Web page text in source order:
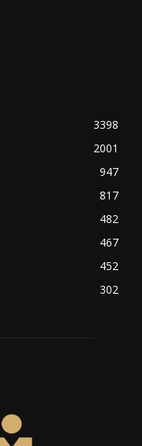
3398
2001
947
817
482
467
452
302